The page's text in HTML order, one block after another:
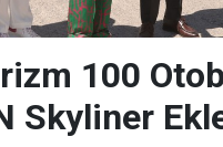
100
Skyliner